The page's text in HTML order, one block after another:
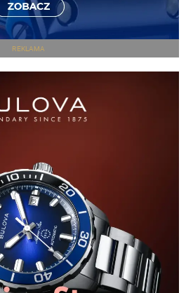
REKLAMA